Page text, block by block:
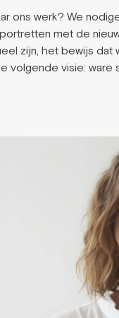
ons werk? We
met de
zijn, het bewijs dat
volgende visie: